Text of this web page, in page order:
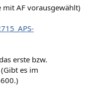
mit AF vorausgewählt)
erste bzw.
es im